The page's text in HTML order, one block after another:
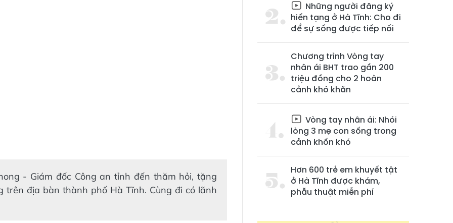
- Giám đốc Công an tỉnh đến thăm hỏi, tặng
trên địa bàn thành phố Hà Tĩnh. Cùng đi có lãnh
Những người đăng ký
hiến tạng ở Hà Tĩnh: Cho đi
để sự sống được tiếp nối
Chương trình Vòng tay
nhân ái BHT trao gần 200
triệu đồng cho 2 hoàn
cảnh khó khăn
Vòng tay nhân ái: Nhói
lòng 3 mẹ con sống trong
cảnh khốn khó
Hơn 600 trẻ em khuyết tật
ở Hà Tĩnh được khám,
phẫu thuật miễn phí